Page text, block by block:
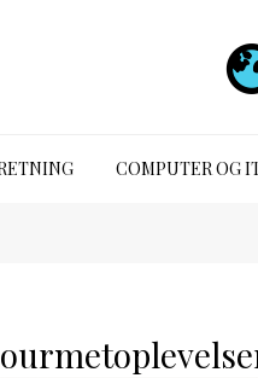
COMPUTER OG